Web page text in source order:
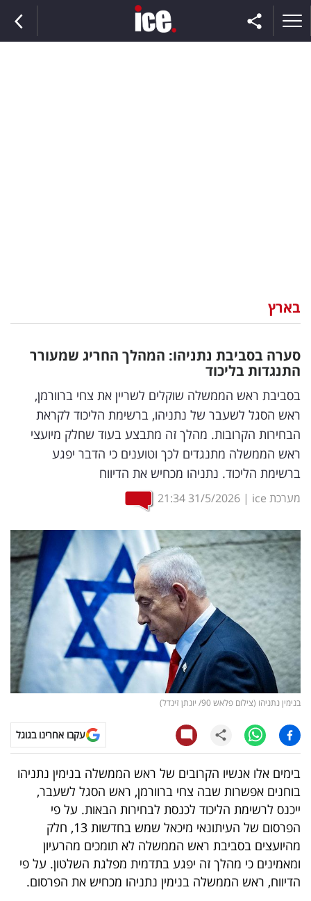
וצרכנות
דיגיטל
וטק
שיווק
ופרסום
משפט
ומחקרים
דעות
רכילות
עסקית
קריפטו
ויראלי
עסקי
ספורט
קריירה
ולימודים
מינויים
רייטינג
בארץ
סערה בסביבת נתניהו: המהלך החריג שמעורר
התנגדות בליכוד
בסביבת ראש הממשלה שוקלים לשריין את צחי ברוורמן,
ראש הסגל לשעבר של נתניהו, ברשימת הליכוד לקראת
הבחירות הקרובות. מהלך זה מתבצע בעוד שחלק מיועצי
ראש הממשלה מתנגדים לכך וטוענים כי הדבר יפגע
ברשימת הליכוד. נתניהו מכחיש את הדיווח
מערכת ice |
31/5/2026
21:34
בנימין נתניהו (צילום פלאש 90/ יונתן זינדל)
עקבו אחרינו בגוגל
בימים אלו אנשיו הקרובים של ראש הממשלה בנימין נתניהו
בוחנים אפשרות שבה צחי ברוורמן, ראש הסגל לשעבר,
ייכנס לרשימת הליכוד לכנסת לבחירות הבאות. על פי
הפרסום של העיתונאי מיכאל שמש בחדשות 13, חלק
מהיועצים בסביבת ראש הממשלה לא תומכים מהרעיון
ומאמינים כי מהלך זה יפגע בתדמית מפלגת השלטון. על פי
הדיווח, ראש הממשלה בנימין נתניהו מכחיש את הפרסום.